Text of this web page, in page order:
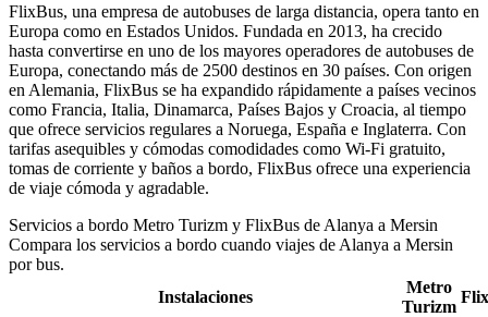
FlixBus, una empresa de autobuses de larga distancia, opera tanto en
Europa como en Estados Unidos. Fundada en 2013, ha crecido
hasta convertirse en uno de los mayores operadores de autobuses de
Europa, conectando más de 2500 destinos en 30 países. Con origen
en Alemania, FlixBus se ha expandido rápidamente a países vecinos
como Francia, Italia, Dinamarca, Países Bajos y Croacia, al tiempo
que ofrece servicios regulares a Noruega, España e Inglaterra. Con
tarifas asequibles y cómodas comodidades como Wi-Fi gratuito,
tomas de corriente y baños a bordo, FlixBus ofrece una experiencia
de viaje cómoda y agradable.
Servicios a bordo Metro Turizm y FlixBus de Alanya a Mersin
Compara los servicios a bordo cuando viajes de Alanya a Mersin
por bus.
Instalaciones
Metro
Turizm